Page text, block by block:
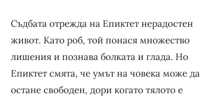
Съдбата отрежда на Епиктет нерадостен
живот. Като роб, той понася множество
лишения и познава болката и глада. Но
Епиктет смята, че умът на човека може да
остане свободен, дори когато тялото е